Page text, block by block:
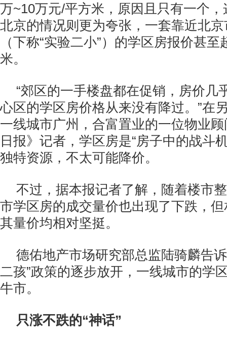
万~10万元/平方米，原因且只有一个
北京的情况则更为夸张，一套靠近北
（下称“实验二小”）的学区房报价甚
米。
“郊区的一手楼盘都在促销，房价几
心区的学区房价格从来没有降过。”在
一线城市广州，合富置业的一位物业
日报》记者，学区房是“房子中的战斗
独特资源，不太可能降价。
不过，据本报记者了解，随着楼市
市学区房的成交量价也出现了下跌，
其量价均相对坚挺。
德佑地产市场研究部总监陆骑麟告
二孩”政策的逐步放开，一线城市的学
牛市。
只涨不跌的“神话”